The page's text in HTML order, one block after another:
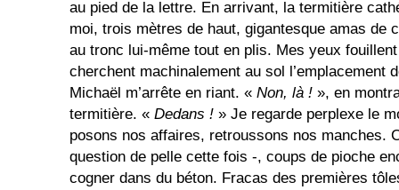
au pied de la lettre. En arrivant, la termitière
moi, trois mètres de haut, gigantesque amas de
au tronc lui-même tout en plis. Mes yeux
cherchent machinalement au sol l’emplacement
Michaël m’arrête en riant. « Non, là ! », en
termitière. « Dedans ! » Je regarde perplexe le
posons nos affaires, retroussons nos manches.
question de pelle cette fois -, coups de pioche
cogner dans du béton. Fracas des premières